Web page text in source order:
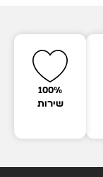
100%
שירות